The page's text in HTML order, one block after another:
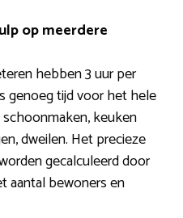
op meerdere
hebben 3 uur per
genoeg tijd voor het hele
keuken
dweilen. Het precieze
gecalculeerd door
aantal bewoners en